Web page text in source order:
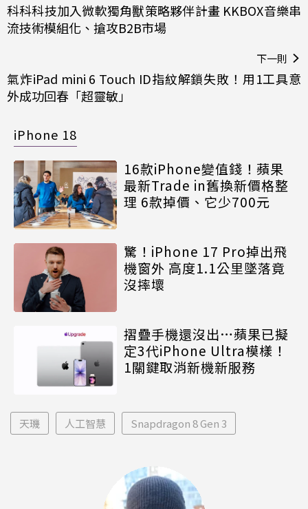
科科科技加入微軟獨角獸策略夥伴計畫 KKBOX音樂串
流技術模組化、搶攻B2B市場
下一則
氣炸iPad mini 6 Touch ID指紋解鎖失敗！用1工具意
外成功回春「超靈敏」
iPhone 18
16款iPhone變值錢！蘋果
最新Trade in舊換新價格整
理 6款掉價、它少700元
驚！iPhone 17 Pro掉出飛
機窗外 高度1.1公里墜落竟
沒摔壞
摺疊手機還沒出…蘋果已擬
定3代iPhone Ultra模樣！
1關鍵取消新機新服務
天璣 人工智慧 Snapdragon 8 Gen 3